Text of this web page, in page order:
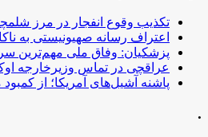
تکذیب وقوع انفجار در مرز
اعتراف رسانه صهیونیستی به
پزشکیان: وفاق ملی مهم‌ترین
عراقچی در تماس وزیرخارجه
پاشنه آشیل‌های آمریکا؛ از
.